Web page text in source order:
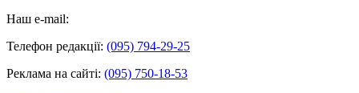
Наш e-mail:
Телефон редакції: (095) 794-29-25
Реклама на сайті: (095) 750-18-53